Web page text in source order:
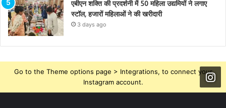
एबीएन शक्ति की प्रदर्शनी में 50 महिला उद्यमियों ने लगाए
स्टॉल, हजारों महिलाओं ने की खरीदारी
3 days ago
Go to the Theme options page > Integrations, to connect your
Instagram account.